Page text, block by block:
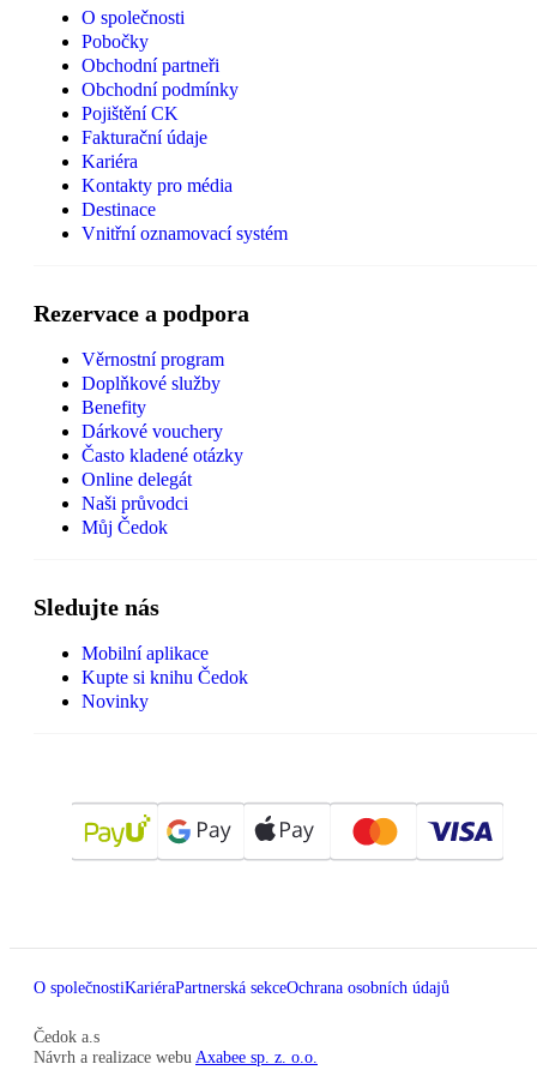
O společnosti
Pobočky
Obchodní partneři
Obchodní podmínky
Pojištění CK
Fakturační údaje
Kariéra
Kontakty pro média
Destinace
Vnitřní oznamovací systém
Rezervace a podpora
Věrnostní program
Doplňkové služby
Benefity
Dárkové vouchery
Často kladené otázky
Online delegát
Naši průvodci
Můj Čedok
Sledujte nás
Mobilní aplikace
Kupte si knihu Čedok
Novinky
O společnostiKariéraPartnerská sekceOchrana osobních údajů
Čedok a.s
Návrh a realizace webu Axabee sp. z. o.o.